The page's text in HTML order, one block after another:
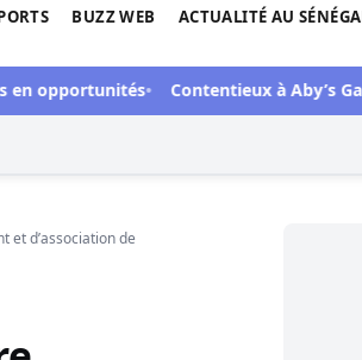
BUZZ WEB ACTUALITÉ AU
Contentieux à Aby’s
et d’association de